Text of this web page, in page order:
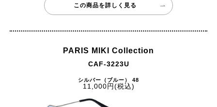
この商品を詳しく見る
PARIS MIKI Collection
CAF-3223U
シルバー（ブルー） 48
11,000円(税込)